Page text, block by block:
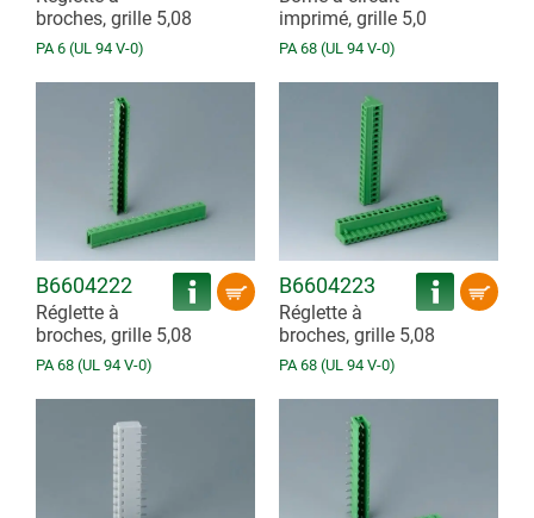
broches, grille 5,08
PA 6 (UL 94 V-0)
imprimé, grille 5,0
PA 68 (UL 94 V-0)
B6604222
Réglette à
broches, grille 5,08
PA 68 (UL 94 V-0)
B6604223
Réglette à
broches, grille 5,08
PA 68 (UL 94 V-0)